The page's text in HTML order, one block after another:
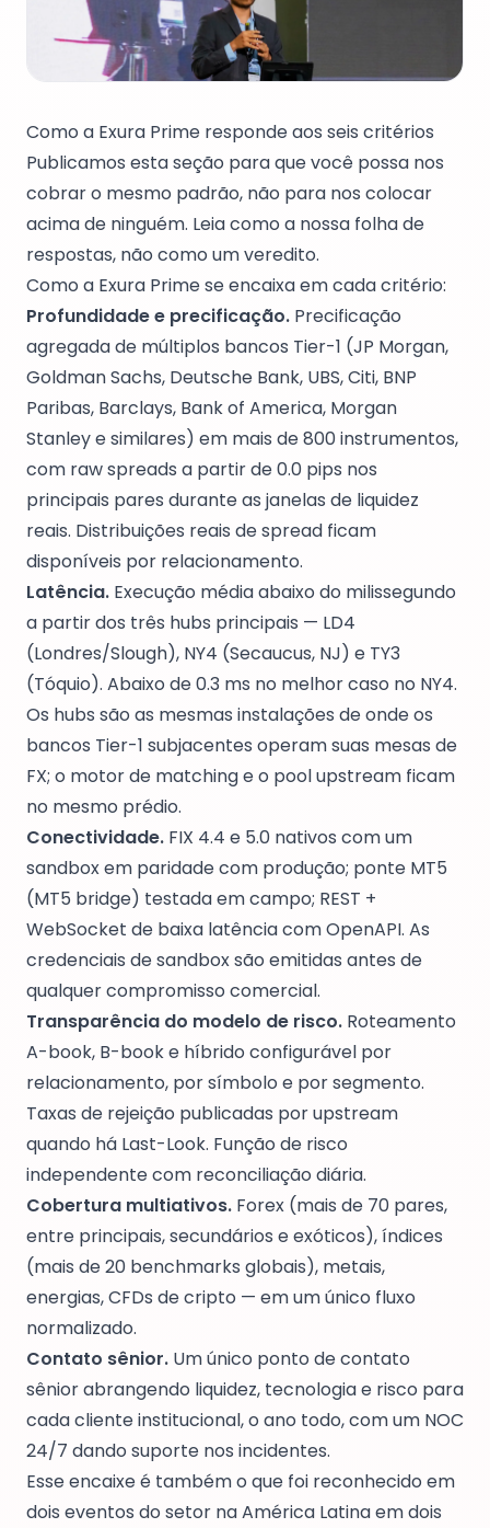
Como a Exura Prime responde aos seis critérios
Publicamos esta seção para que você possa nos
cobrar o mesmo padrão, não para nos colocar
acima de ninguém. Leia como a nossa folha de
respostas, não como um veredito.
Como a Exura Prime se encaixa em cada critério:
Profundidade e precificação. Precificação
agregada de múltiplos bancos Tier-1 (JP Morgan,
Goldman Sachs, Deutsche Bank, UBS, Citi, BNP
Paribas, Barclays, Bank of America, Morgan
Stanley e similares) em mais de 800 instrumentos,
com raw spreads a partir de 0.0 pips nos
principais pares durante as janelas de liquidez
reais. Distribuições reais de spread ficam
disponíveis por relacionamento.
Latência. Execução média abaixo do milissegundo
a partir dos três hubs principais — LD4
(Londres/Slough), NY4 (Secaucus, NJ) e TY3
(Tóquio). Abaixo de 0.3 ms no melhor caso no NY4.
Os hubs são as mesmas instalações de onde os
bancos Tier-1 subjacentes operam suas mesas de
FX; o motor de matching e o pool upstream ficam
no mesmo prédio.
Conectividade. FIX 4.4 e 5.0 nativos com um
sandbox em paridade com produção; ponte MT5
(MT5 bridge) testada em campo; REST +
WebSocket de baixa latência com OpenAPI. As
credenciais de sandbox são emitidas antes de
qualquer compromisso comercial.
Transparência do modelo de risco. Roteamento
A-book, B-book e híbrido configurável por
relacionamento, por símbolo e por segmento.
Taxas de rejeição publicadas por upstream
quando há Last-Look. Função de risco
independente com reconciliação diária.
Cobertura multiativos. Forex (mais de 70 pares,
entre principais, secundários e exóticos), índices
(mais de 20 benchmarks globais), metais,
energias, CFDs de cripto — em um único fluxo
normalizado.
Contato sênior. Um único ponto de contato
sênior abrangendo liquidez, tecnologia e risco para
cada cliente institucional, o ano todo, com um NOC
24/7 dando suporte nos incidentes.
Esse encaixe é também o que foi reconhecido em
dois eventos do setor na América Latina em dois